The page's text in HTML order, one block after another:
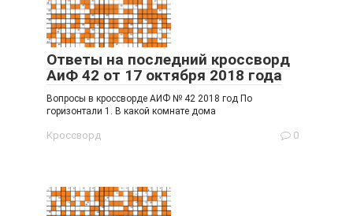
Ответы на последний кроссворд
АиФ 42 от 17 октября 2018 года
Вопросы в кроссворде АИФ № 42 2018 год По
горизонтали 1. В какой комнате дома
Кроссворд 0